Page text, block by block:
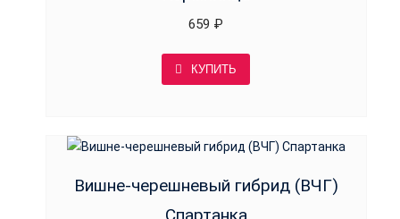
659 ₽
КУПИТЬ
Вишне-черешневый гибрид (ВЧГ)